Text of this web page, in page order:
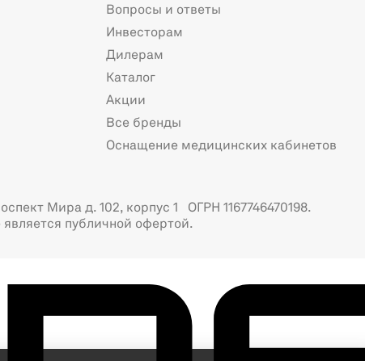
Вопросы и ответы
Инвесторам
Дилерам
Каталог
Акции
Все бренды
Оснащение медицинских кабинетов
Мира д. 102, корпус 1 ОГРН 1167746470198.
публичной офертой.